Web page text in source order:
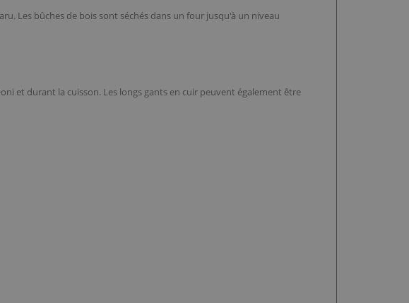
Les bûches de bois sont séchés dans un four jusqu'à un niveau
et durant la cuisson. Les longs gants en cuir peuvent également être